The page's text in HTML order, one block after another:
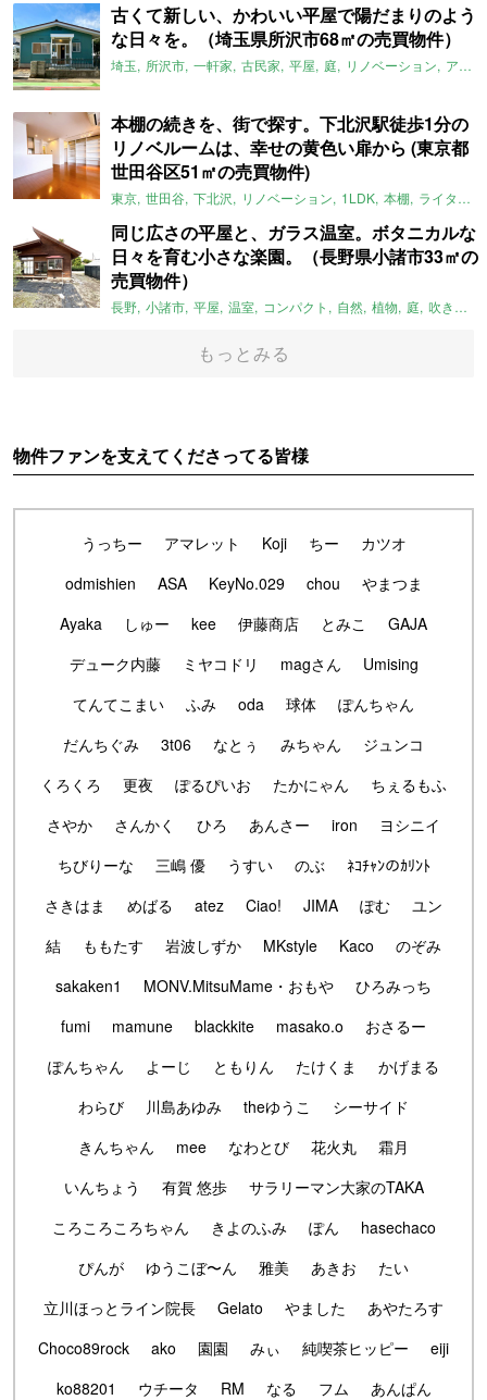
古くて新しい、かわいい平屋で陽だまりのよう
な日々を。（埼玉県所沢市68㎡の売買物件）
埼玉 所沢市 一軒家 古民家 平屋 庭 リノベーション アメリカンハウス
本棚の続きを、街で探す。下北沢駅徒歩1分の
リノベルームは、幸せの黄色い扉から (東京都
世田谷区51㎡の売買物件)
東京 世田谷 下北沢 リノベーション 1LDK 本棚 ライター：ほしりょうこ
同じ広さの平屋と、ガラス温室。ボタニカルな
日々を育む小さな楽園。（長野県小諸市33㎡の
売買物件）
長野 小諸市 平屋 温室 コンパクト 自然 植物 庭 吹き抜け
もっとみる
物件ファンを支えてくださってる皆様
うっちー アマレット Koji ちー
カツオ
odmishien
ASA KeyNo.029 chou
やまつま
Ayaka
しゅー kee 伊藤商店 とみこ
GAJA
デューク内藤
ミヤコドリ magさん
Umising
てんてこまい
ふみ oda 球体
ぽんちゃん
だんちぐみ
3t06 なとぅ みちゃん
ジュンコ
くろくろ
更夜 ぽるぴいお たかにゃん
ちぇるもふ
さやか
さんかく ひろ あんさー iron
ヨシニイ
ちびりーな
三嶋 優 うすい のぶ
ﾈｺﾁｬﾝのｶﾘﾝﾄ
さきはま
めばる atez Ciao! JIMA ぽむ
ユン
結
ももたす 岩波しずか MKstyle Kaco
のぞみ
sakaken1
MONV.MitsuMame・おもや
ひろみっち
fumi
mamune blackkite masako.o
おさるー
ぽんちゃん
よーじ ともりん たけくま
かげまる
わらび
川島あゆみ theゆうこ
シーサイド
きんちゃん
mee なわとび 花火丸
霜月
いんちょう
有賀 悠歩
サラリーマン大家のTAKA
ころころころちゃん
きよのふみ ぽん
hasechaco
ぴんが
ゆうこぼ〜ん 雅美 あきお
たい
立川ほっとライン院長
Gelato やました
あやたろす
Choco89rock
ako 園園 みぃ 純喫茶ヒッピー
eiji
ko88201
ウチータ RM なる フム
あんぱん